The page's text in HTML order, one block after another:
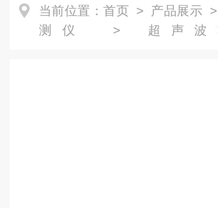
当前位置： 首页 > 产品展示
测仪
> 超声